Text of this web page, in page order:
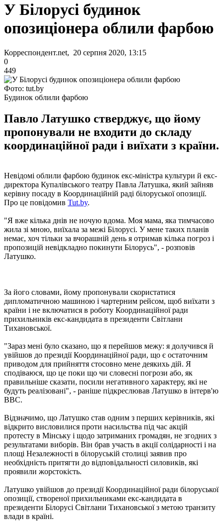
У Білорусі будинок
опозиціонера облили фарбою
Корреспондент.net, 20 серпня 2020, 13:15
0
449
Фото: tut.by
Будинок облили фарбою
Павло Латушко стверджує, що йому
пропонували не входити до складу
координаційної ради і виїхати з країни.
Невідомі облили фарбою будинок екс-міністра культури й екс-
директора Купалівського театру Павла Латушка, який зайняв
керівну посаду в Координаційній раді білоруської опозиції.
Про це повідомив Tut.by.
"Я вже кілька днів не ночую вдома. Моя мама, яка тимчасово
жила зі мною, виїхала за межі Білорусі. У мене таких планів
немає, хоч тільки за вчорашній день я отримав кілька погроз і
пропозицій невідкладно покинути Білорусь", - розповів
Латушко.
За його словами, йому пропонували скористатися
дипломатичною машиною і чартерним рейсом, щоб виїхати з
країни і не включатися в роботу Координаційної ради
прихильників екс-кандидата в президенти Світлани
Тихановської.
"Зараз мені було сказано, що я перейшов межу: я долучився й
увійшов до президії Координаційної ради, що є остаточним
приводом для прийняття стосовно мене деякихь дій. Я
сподіваюся, що це поки що чи словесні погрози або, як
правильніше сказати, посили негативного характеру, які не
будуть реалізовані", - раніше підкреслював Латушко в інтерв'ю
BBC.
Відзначимо, що Латушко став одним з перших керівників, які
відкрито висловилися проти насильства під час акцій
протесту в Мінську і щодо затриманих громадян, не згодних з
результатами виборів. Він брав участь в акції солідарності і на
площі Незалежності в білоруській столиці заявив про
необхідність притягти до відповідальності силовиків, які
проявили жорстокість.
Латушко увійшов до президії Координаційної ради білоруської
опозиції, створеної прихильниками екс-кандидата в
президенти Білорусі Світлани Тихановської з метою транзиту
влади в країні.